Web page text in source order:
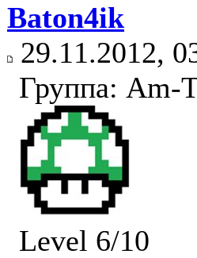
Baton4ik
29.11.2012,
Группа: Am-
Level 6/10